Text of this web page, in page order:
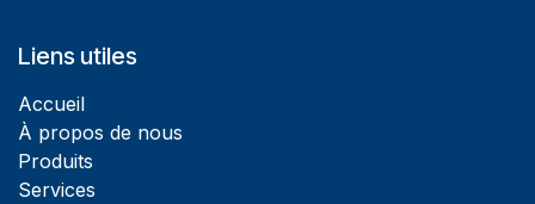
Liens utiles
Accueil
À propos de nous
Produits
Services